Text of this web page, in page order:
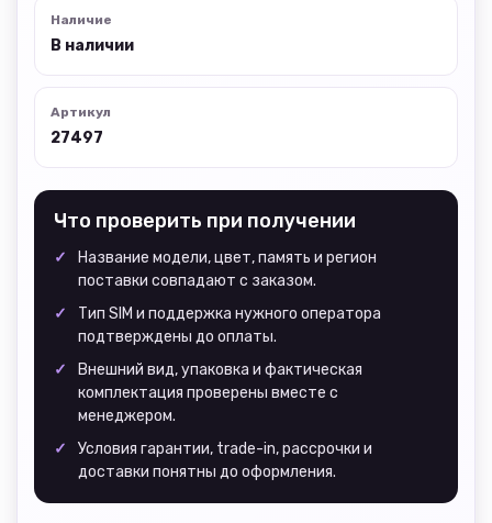
Наличие
В наличии
Артикул
27497
Что проверить при получении
Название модели, цвет, память и регион
поставки совпадают с заказом.
Тип SIM и поддержка нужного оператора
подтверждены до оплаты.
Внешний вид, упаковка и фактическая
комплектация проверены вместе с
менеджером.
Условия гарантии, trade-in, рассрочки и
доставки понятны до оформления.